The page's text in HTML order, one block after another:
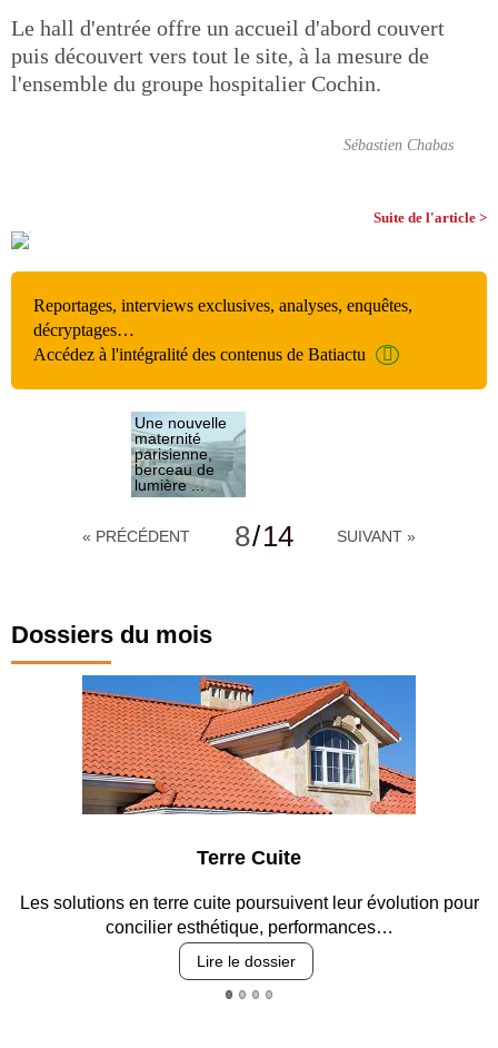
Le hall d'entrée offre un accueil d'abord couvert
puis découvert vers tout le site, à la mesure de
l'ensemble du groupe hospitalier Cochin.
Sébastien Chabas
Suite de l'article >
Reportages, interviews exclusives, analyses, enquêtes,
décryptages…
Accédez à l'intégralité des contenus de Batiactu
Une nouvelle
maternité
parisienne,
berceau de
lumière ...
architecture
ouverte et
Façades
légères
Vue intérieure
Couloir de
l'unité Mère-
Salle de
naissance
« PRÉCÉDENT 8/14 SUIVANT »
Dossiers du mois
Terre Cuite
Les solutions en terre cuite poursuivent leur évolution pour
concilier esthétique, performances…
Lire le dossier